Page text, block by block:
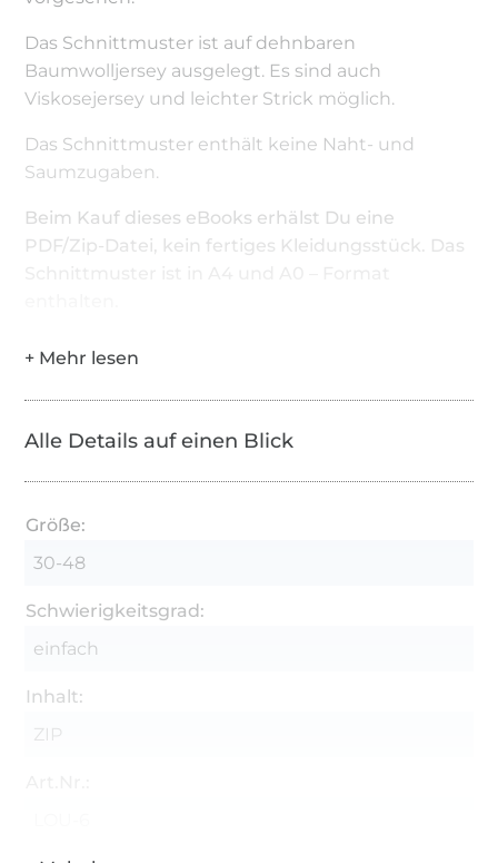
Das Schnittmuster ist auf dehnbaren
Baumwolljersey ausgelegt. Es sind auch
Viskosejersey und leichter Strick möglich.
Das Schnittmuster enthält keine Naht- und
Saumzugaben.
Beim Kauf dieses eBooks erhälst Du eine
PDF/Zip-Datei, kein fertiges Kleidungsstück. Das
Alle Details auf einen Blick
Größe:
30-48
Schwierigkeitsgrad:
einfach
Inhalt:
ZIP